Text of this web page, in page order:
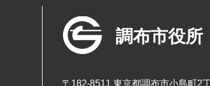
調布市役所
〒182-8511 東京都調布市小島町2